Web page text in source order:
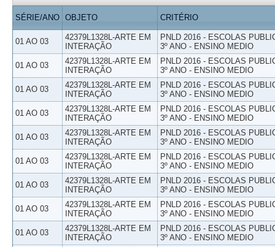
SÉRIE/ANO OBJETO CRITÉRIO
01 AO 03
42379L1328L-ARTE EM
INTERAÇÃO
PNLD 2016 - ESCOLAS
3º ANO - ENSINO MEDIO
01 AO 03
42379L1328L-ARTE EM
INTERAÇÃO
PNLD 2016 - ESCOLAS
3º ANO - ENSINO MEDIO
01 AO 03
42379L1328L-ARTE EM
INTERAÇÃO
PNLD 2016 - ESCOLAS
3º ANO - ENSINO MEDIO
01 AO 03
42379L1328L-ARTE EM
INTERAÇÃO
PNLD 2016 - ESCOLAS
3º ANO - ENSINO MEDIO
01 AO 03
42379L1328L-ARTE EM
INTERAÇÃO
PNLD 2016 - ESCOLAS
3º ANO - ENSINO MEDIO
01 AO 03
42379L1328L-ARTE EM
INTERAÇÃO
PNLD 2016 - ESCOLAS
3º ANO - ENSINO MEDIO
01 AO 03
42379L1328L-ARTE EM
INTERAÇÃO
PNLD 2016 - ESCOLAS
3º ANO - ENSINO MEDIO
01 AO 03
42379L1328L-ARTE EM
INTERAÇÃO
PNLD 2016 - ESCOLAS
3º ANO - ENSINO MEDIO
01 AO 03
42379L1328L-ARTE EM
INTERAÇÃO
PNLD 2016 - ESCOLAS
3º ANO - ENSINO MEDIO